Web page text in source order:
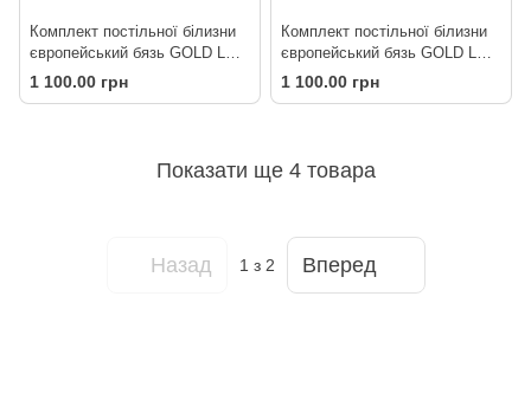
Комплект постільної білизни
європейський бязь GOLD LUX
Стиль
1 100.00 грн
Комплект постільної білизни
європейський бязь GOLD LUX
Ніка
1 100.00 грн
Показати ще 4 товара
Назад 1 з 2 Вперед